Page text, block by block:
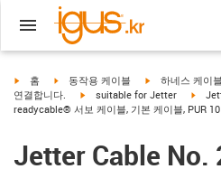
igus-icon-arrow-right
홈 igus-icon-arrow-right
동작용 케이블 igus-icon-
하네스 케이블
연결합니다.
igus-icon-arrow-right
suitable for Jetter
readycable® 서보 케이블, 기본 케이블, PUR
Jetter Cable No.